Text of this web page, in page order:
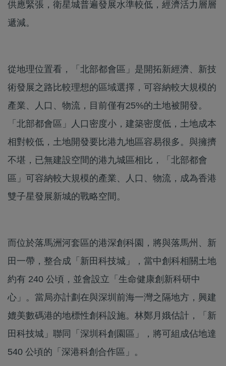
供應緊張，衛星城普遍發展水準較低，經濟活力層層
遞減。
從地理位置看，「北部都會區」是開拓新經濟、新技
術發展之路比較理想的區域選擇，可容納較大規模的
產業、人口、物流，目前僅有25%的土地被開發。
「北部都會區」人口密度小，建築密度低，土地成本
相對較低，土地開發要比港九地區容易很多。與擁擠
不堪，已無建設空間的港九城區相比，「北部都會
區」可容納較大規模的產業、人口、物流，成為香港
雙子星發展新城的戰略空間。
而位於落馬洲河套區的港深創科園，將與落馬州、新
田一帶，整合成「新田科技城」，當中創科相關土地
約有 240 公頃，並會設立「生命健康創新科研中
心」。當局亦計劃在與深圳前海一灣之隔地方，興建
媲美數碼港的地標性創科設施。林鄭月娥估計，「新
田科技城」聯同「深圳科創園區」，將可組成佔地達
540 公頃的「深港科創合作區」。